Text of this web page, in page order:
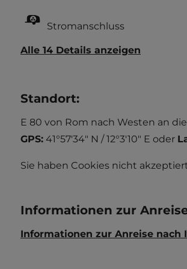
Stromanschluss
Alle 14 Details anzeigen
Standort:
E 80 von Rom nach Westen an
GPS: 41°57'34" N / 12°3'10" E oder
Sie haben Cookies nicht
Informationen zur
Informationen zur Anreise nach